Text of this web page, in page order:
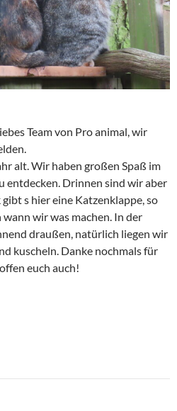
Team von Pro animal, wir
alt. Wir haben großen Spaß im
entdecken. Drinnen sind wir aber
s hier eine Katzenklappe, so
wir was machen. In der
draußen, natürlich liegen wir
kuscheln. Danke nochmals für
euch auch!